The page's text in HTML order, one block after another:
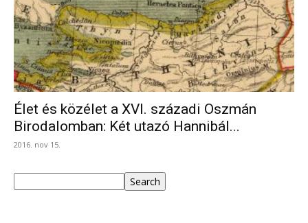
Élet és közélet a XVI. századi Oszmán
Birodalomban: Két utazó Hannibál...
2016. nov 15.
Search